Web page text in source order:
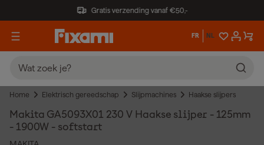
Gratis verzending vanaf €50,-
FR NL
Home Elektrisch gereedschap Slijpmachines Haakse slijpers
Makita GA5093X01 230 V Haakse slijper - 125mm
- 1900W - softstart